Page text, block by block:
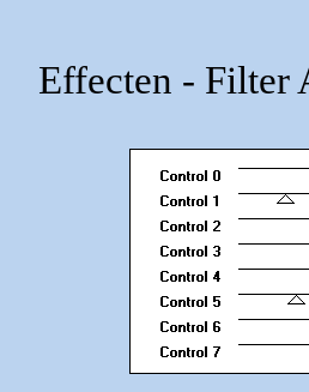
Effecten - Filter